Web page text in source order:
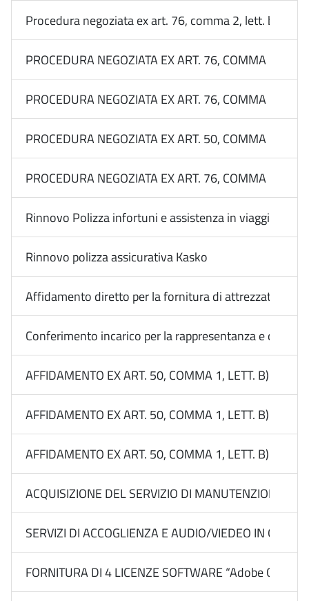
Procedura negoziata ex art. 76, comma 2, lett. b) n.
PROCEDURA NEGOZIATA EX ART. 76, COMMA 2,
PROCEDURA NEGOZIATA EX ART. 76, COMMA 2,
PROCEDURA NEGOZIATA EX ART. 50, COMMA 1,
PROCEDURA NEGOZIATA EX ART. 76, COMMA 2,
Rinnovo Polizza infortuni e assistenza in viaggio dip.
Rinnovo polizza assicurativa Kasko
Affidamento diretto per la fornitura di attrezzature
Conferimento incarico per la rappresentanza e difesa
AFFIDAMENTO EX ART. 50, COMMA 1, LETT. B) DEL
AFFIDAMENTO EX ART. 50, COMMA 1, LETT. B) DEL
AFFIDAMENTO EX ART. 50, COMMA 1, LETT. B) DEL
ACQUISIZIONE DEL SERVIZIO DI MANUTENZIONE E
SERVIZI DI ACCOGLIENZA E AUDIO/VIEDEO IN
FORNITURA DI 4 LICENZE SOFTWARE “Adobe